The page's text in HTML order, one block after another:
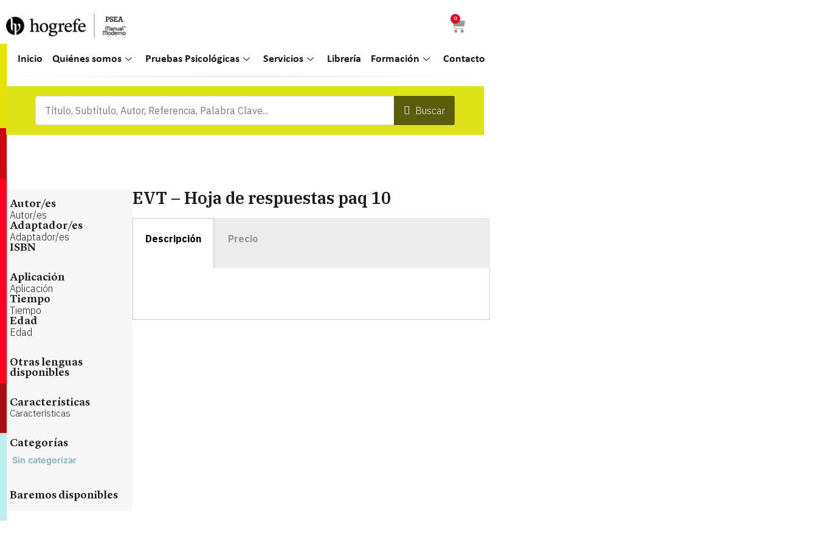
0
Inicio Quiénes somos Pruebas Psicológicas Servicios Librería Formación Contacto
Buscar
Autor/es
Autor/es
Adaptador/es
Adaptador/es
ISBN
Aplicación
Aplicación
Tiempo
Tiempo
Edad
Edad
Otras lenguas
disponibles
Características
Características
Categorías
Sin categorizar
Baremos disponibles
EVT – Hoja de respuestas paq 10
Descripción Precio